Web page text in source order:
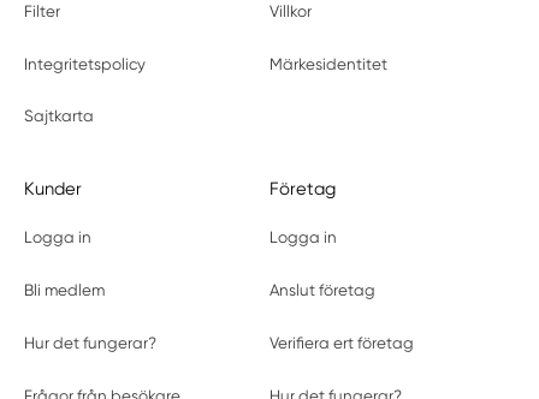
Filter Villkor
Integritetspolicy Märkesidentitet
Sajtkarta
Kunder
Logga in
Bli medlem
Hur det fungerar?
Företag
Logga in
Anslut företag
Verifiera ert företag